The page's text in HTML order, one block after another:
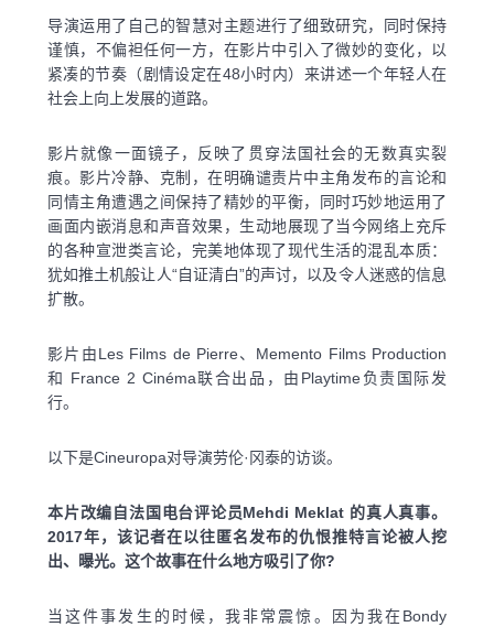
导演运用了自己的智慧对主题进行了细致研究，同时保持
谨慎，不偏袒任何一方，在影片中引入了微妙的变化，以
紧凑的节奏（剧情设定在48小时内）来讲述一个年轻人在
社会上向上发展的道路。
影片就像一面镜子，反映了贯穿法国社会的无数真实裂
痕。影片冷静、克制，在明确谴责片中主角发布的言论和
同情主角遭遇之间保持了精妙的平衡，同时巧妙地运用了
画面内嵌消息和声音效果，生动地展现了当今网络上充斥
的各种宣泄类言论，完美地体现了现代生活的混乱本质：
犹如推土机般让人“自证清白”的声讨，以及令人迷惑的信息
扩散。
影片由Les Films de Pierre、Memento Films Production
和 France 2 Cinéma联合出品，由Playtime负责国际发
行。
以下是Cineuropa对导演劳伦·冈泰的访谈。
本片改编自法国电台评论员Mehdi Meklat 的真人真事。
2017年，该记者在以往匿名发布的仇恨推特言论被人挖
出、曝光。这个故事在什么地方吸引了你?
当这件事发生的时候，我非常震惊。因为我在Bondy